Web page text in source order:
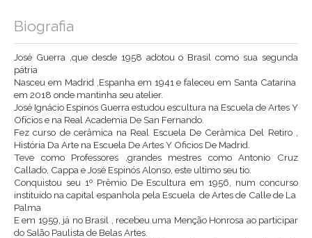
Biografia
José Guerra ,que desde 1958 adotou o Brasil como sua segunda
pátria
Nasceu em Madrid ,Espanha em 1941 e faleceu em Santa Catarina
em 2018 onde mantinha seu atelier.
José Ignácio Espinos Guerra estudou escultura na Escuela de Artes Y
Ofícios e na Real Academia De San Fernando.
Fez curso de cerâmica na Real Escuela De Cerâmica Del Retiro ,
História Da Arte na Escuela De Artes Y Oficios De Madrid.
Teve como Professores ,grandes mestres como Antonio Cruz
Callado, Cappa e José Espinós Alonso, este ultimo seu tio.
Conquistou seu 1º Prêmio De Escultura em 1956, num concurso
instituído na capital espanhola pela Escuela de Artes de Calle de La
Palma
E em 1959, já no Brasil , recebeu uma Menção Honrosa ao participar
do Salão Paulista de Belas Artes.